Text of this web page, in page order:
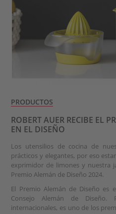
PRODUCTOS
ROBERT AUER RECIBE EL
EN EL DISEÑO
Los utensilios de cocina de
prácticos y elegantes, por eso
exprimidor de limones y nuestra
Premio Alemán de Diseño 2024.
El Premio Alemán de Diseño es
Consejo Alemán de
internacionales, es uno de los